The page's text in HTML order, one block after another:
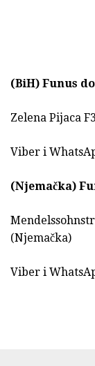
(BiH) Funus
Zelena Pijaca
Viber i
(Njemačka)
(Njemačka)
Viber i